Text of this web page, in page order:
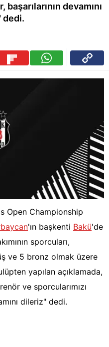
devamını
dedi.
Open Championship
'ın başkenti Bakü'de
sporcuları,
ve 5 bronz olmak üzere
yapılan açıklamada,
ve sporcularımızı
dileriz" dedi.